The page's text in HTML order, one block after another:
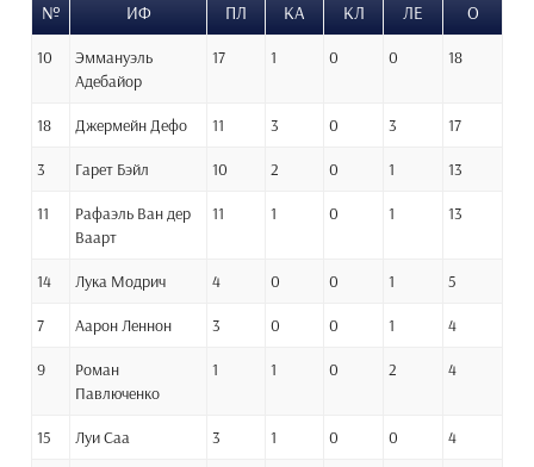
№
ИФ ПЛ КА КЛ ЛЕ О
10
Эммануэль
Адебайор
17 1 0 0 18
18 Джермейн Дефо 11 3 0 3 17
3 Гарет Бэйл 10 2 0 1 13
11
Рафаэль Ван дер
Ваарт
11 1 0 1 13
14 Лука Модрич 4 0 0 1 5
7 Аарон Леннон 3 0 0 1 4
9
Роман
Павлюченко
1 1 0 2 4
15 Луи Саа 3 1 0 0 4